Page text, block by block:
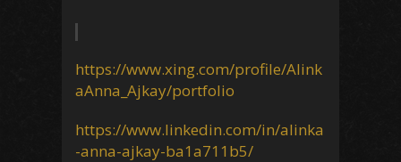
https://www.xing.com/profile/Alink
aAnna_Ajkay/portfolio
https://www.linkedin.com/in/alinka
-anna-ajkay-ba1a711b5/